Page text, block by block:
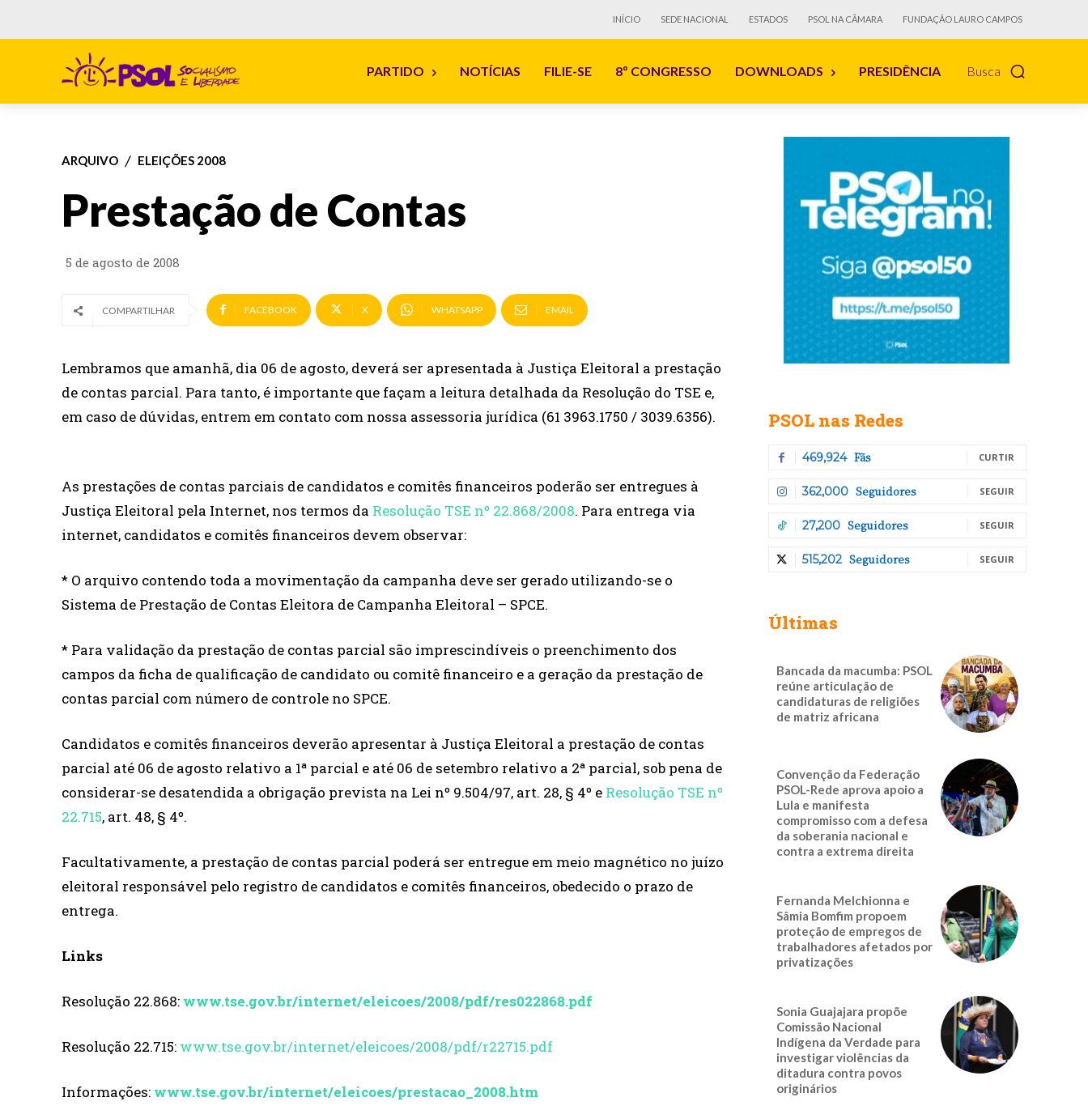
INÍCIO SEDE NACIONAL ESTADOS PSOL NA CÂMARA FUNDAÇÃO LAURO CAMPOS
Busca
PARTIDO NOTÍCIAS FILIE-SE 8º CONGRESSO DOWNLOADS PRESIDÊNCIA
ARQUIVO ELEIÇÕES 2008
Prestação de Contas
5 de agosto de 2008
COMPARTILHAR FACEBOOK X WHATSAPP EMAIL
Lembramos que amanhã, dia 06 de agosto, deverá ser apresentada à Justiça Eleitoral a prestação
de contas parcial. Para tanto, é importante que façam a leitura detalhada da Resolução do TSE e,
em caso de dúvidas, entrem em contato com nossa assessoria jurídica (61 3963.1750 / 3039.6356).
As prestações de contas parciais de candidatos e comitês financeiros poderão ser entregues à
Justiça Eleitoral pela Internet, nos termos da Resolução TSE nº 22.868/2008. Para entrega via
internet, candidatos e comitês financeiros devem observar:
* O arquivo contendo toda a movimentação da campanha deve ser gerado utilizando-se o
Sistema de Prestação de Contas Eleitora de Campanha Eleitoral – SPCE.
* Para validação da prestação de contas parcial são imprescindíveis o preenchimento dos
campos da ficha de qualificação de candidato ou comitê financeiro e a geração da prestação de
contas parcial com número de controle no SPCE.
Candidatos e comitês financeiros deverão apresentar à Justiça Eleitoral a prestação de contas
parcial até 06 de agosto relativo a 1ª parcial e até 06 de setembro relativo a 2ª parcial, sob pena de
considerar-se desatendida a obrigação prevista na Lei nº 9.504/97, art. 28, § 4º e Resolução TSE nº
22.715, art. 48, § 4º.
Facultativamente, a prestação de contas parcial poderá ser entregue em meio magnético no juízo
eleitoral responsável pelo registro de candidatos e comitês financeiros, obedecido o prazo de
entrega.
Links
Resolução 22.868: www.tse.gov.br/internet/eleicoes/2008/pdf/res022868.pdf
Resolução 22.715: www.tse.gov.br/internet/eleicoes/2008/pdf/r22715.pdf
Informações: www.tse.gov.br/internet/eleicoes/prestacao_2008.htm
PSOL nas Redes
469,924 Fãs CURTIR
362,000 Seguidores SEGUIR
27,200 Seguidores SEGUIR
515,202 Seguidores SEGUIR
Últimas
Bancada da macumba: PSOL
reúne articulação de
candidaturas de religiões
de matriz africana
Convenção da Federação
PSOL-Rede aprova apoio a
Lula e manifesta
compromisso com a defesa
da soberania nacional e
contra a extrema direita
Fernanda Melchionna e
Sâmia Bomfim propoem
proteção de empregos de
trabalhadores afetados por
privatizações
Sonia Guajajara propõe
Comissão Nacional
Indígena da Verdade para
investigar violências da
ditadura contra povos
originários